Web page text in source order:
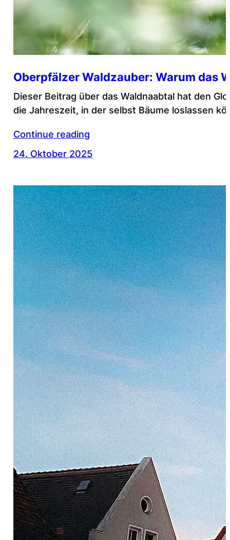
Oberpfälzer Waldzauber: Warum das
Dieser Beitrag über das Waldnaabtal hat den
die Jahreszeit, in der selbst Bäume loslassen
Continue reading
24. Oktober 2025